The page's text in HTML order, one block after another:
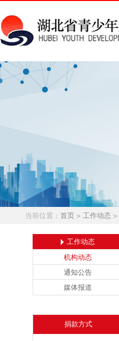
当前位置： 首页 > 工作动态 >
工作动态
机构动态
通知公告
媒体报道
捐款方式